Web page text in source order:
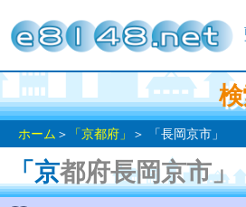
ホーム ＞ 「京都府」 ＞ 「長岡京市」
「京都府長岡京市」